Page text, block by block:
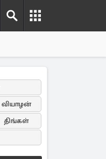
வியாழன்
திங்கள்